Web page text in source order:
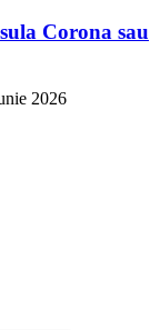
Corona sau
2026